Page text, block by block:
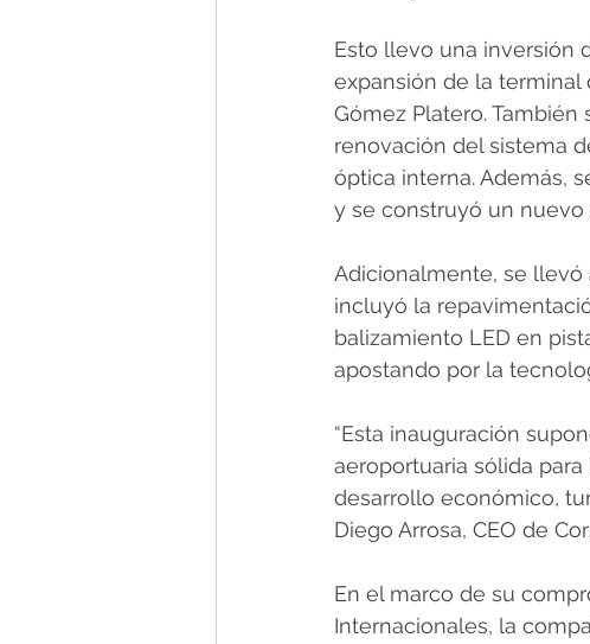
Esto llevo una inversión
expansión de la terminal
Gómez Platero.
renovación del sistema
óptica interna. Además,
y se construyó un
Adicionalmente, se llevó
incluyó la
balizamiento LED en
apostando por la
“Esta inauguración
aeroportuaria sólida
desarrollo económico,
Diego Arrosa, CEO de
En el marco de su
Internacionales, la